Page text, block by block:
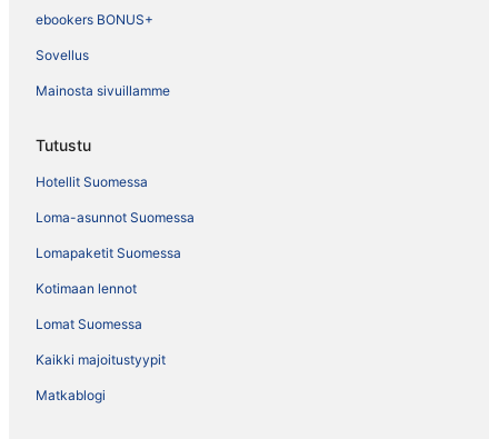
ebookers BONUS+
Sovellus
Mainosta sivuillamme
Tutustu
Hotellit Suomessa
Loma-asunnot Suomessa
Lomapaketit Suomessa
Kotimaan lennot
Lomat Suomessa
Kaikki majoitustyypit
Matkablogi